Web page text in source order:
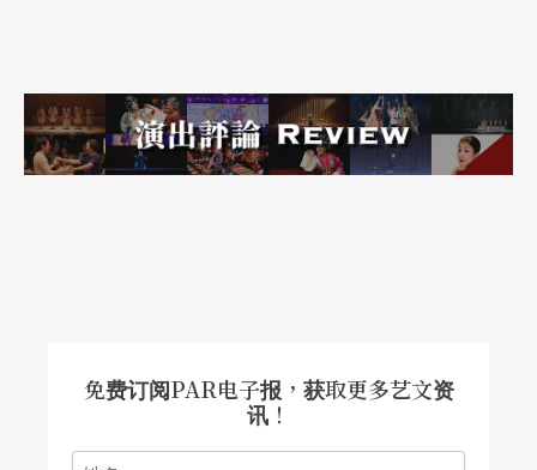
免费订阅PAR电子报，获取更多艺文资
讯！